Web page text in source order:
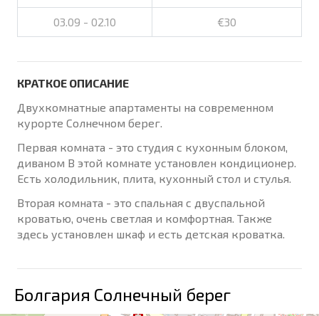
03.09 - 02.10 €30
КРАТКОЕ ОПИСАНИЕ
Двухкомнатные апартаменты на современном
курорте Солнечном берег.
Первая комната - это студия с кухонным блоком,
диваном В этой комнате установлен кондиционер.
Есть холодильник, плита, кухонный стол и стулья.
Вторая комната - это спальная с двуспальной
кроватью, очень светлая и комфортная. Также
здесь установлен шкаф и есть детская кроватка.
Болгария Солнечный берег